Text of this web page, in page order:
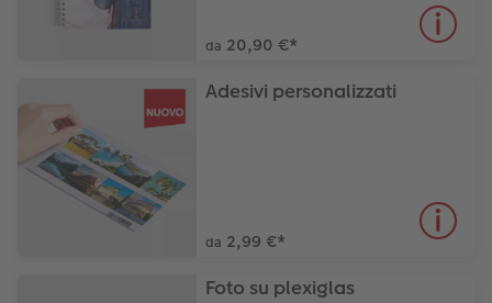
da 20,90 €*
Adesivi personalizzati
da 2,99 €*
Foto su plexiglas